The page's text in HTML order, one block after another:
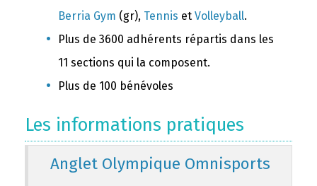
Berria Gym (gr), Tennis et Volleyball.
Plus de 3600 adhérents répartis dans les
11 sections qui la composent.
Plus de 100 bénévoles
Les informations pratiques
Anglet Olympique Omnisports